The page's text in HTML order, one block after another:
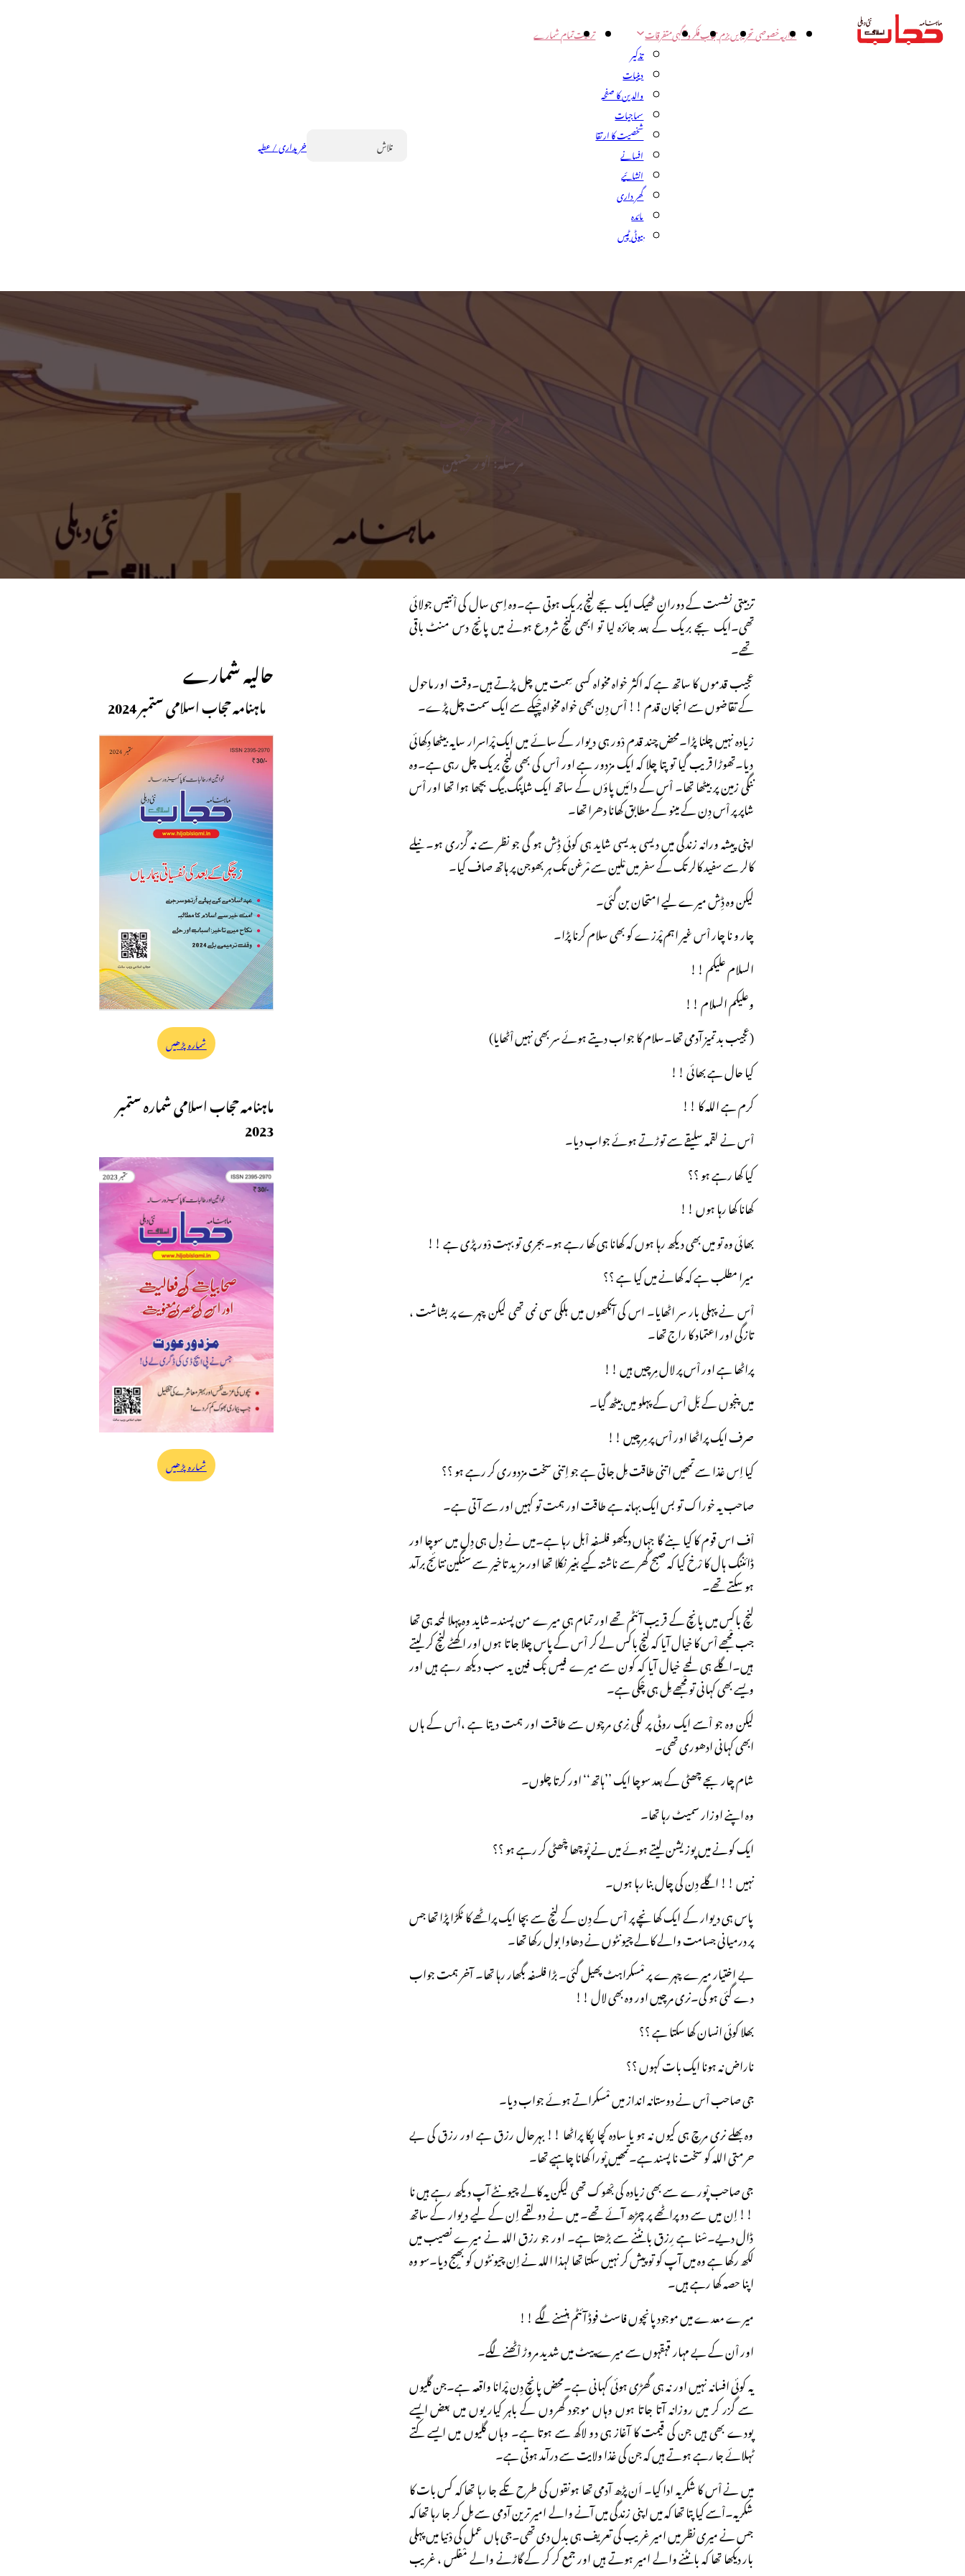
اداریہخصوصی تحریریںبزم حجابفکر و آگہیمتفرقات
تذکیر
دینیات
والدین کا صفحہ
سماجیات
شخصیت کا ارتقا
افسانے
انشائیے
گھر داری
مائدہ
بیوٹی ٹپس
تربیتتمام شمارے
Search خریداری / عطیہ
امیر و غریب
مرسلہ: انور حسین
تربیتی نشست کے دوران ٹھیک ایک بجے لنچ بریک ہوتی ہے۔وہ اِسی سال کی اْنتیس جولائی
تھی۔ایک بجے بریک کے بعد جائزہ لیا تو ابھی لنچ شروع ہونے میں پانچ دس منٹ باقی
تھے۔
عجیب قدموں کا ساتھ ہے کہ اکثر خواہ مخواہ کسی سِمت میں چل پڑتے ہیں۔وقت اور ماحول
کے تقاضوں سے انجان قدم !! اْس دِن بھی خواہ مخواہ چْپکے سے ایک سمت چل پڑے۔
زیادہ نہیں چلنا پڑا۔محض چند قدم دْور ہی دیوار کے سائے میں ایک پْراسرار سایہ بیٹھا دِکھائی
دیا۔تھوڑا قریب گیا تو پتا چلا کہ ایک مزدور ہے اور اْس کی بھی لنچ بریک چل رہی ہے۔وہ
ننگی زمین پر بیٹھا تھا۔ اْس کے دائیں پاؤں کے ساتھ ایک شاپنگ بیگ بچھا ہوا تھا اور اْس
شاپر پر اْس دِن کے مینو کے مطابق کھانا دھرا تھا۔
اپنی پیشہ ورانہ زندگی میں دیسی بدیسی شاید ہی کوئی ڈِش ہو گی جو نظر سے نہ گْزری ہو۔ نیلے
کالر سے سفید کالر تک کے سفر میں مْلین سے مْرغن تک ہر بھوجن پر ہاتھ صاف کیا۔
لیکن وہ ڈِش میرے لیے امتحان بن گئی۔
چار و نا چار اْس غیر اہم پْرزے کو بھی سلام کرنا پڑا۔
السلام علیکم !!
وعلیکم السلام !!
(عجیب بد تمیز آدمی تھا۔سلام کا جواب دیتے ہوئے سر بھی نہیں اْٹھایا)
کیا حال ہے بھائی !!
کرم ہے اللہ کا !!
اْس نے لقمہ سلیقے سے توڑتے ہوئے جواب دیا۔
کیا کھا رہے ہو ؟؟
کھانا کھا رہا ہوں !!
بھائی وہ تو میں بھی دیکھ رہا ہوں کہ کھانا ہی کھا رہے ہو۔بجری تو بہت دْور پڑی ہے !!
میرا مطلب ہے کہ کھانے میں کیا ہے ؟؟
اْس نے پہلی بار سر اٹھایا۔ اس کی آنکھوں میں ہلکی سی نمی تھی لیکن چہرے پر بشاشت ،
تازگی اور اعتماد کا راج تھا۔
پراٹھا ہے اور اْس پر لال مِرچیں ہیں !!
میں پنجوں کے بَل اْس کے پہلو میں بیٹھ گیا۔
صرف ایک پراٹھا اور اْس پر مِرچیں !!
کیا اِس غذا سے تمھیں اتنی طاقت مِل جاتی ہے جو اِتنی سخت مزدوری کر رہے ہو ؟؟
صاحب یہ خوراک تو بس ایک بہانہ ہے طاقت اور ہمت تو کہیں اور سے آتی ہے۔
اْف اس قوم کا کیا بنے گا جہاں دیکھو فلسفہ اْبل رہا ہے۔میں نے دِل ہی دِل میں سوچا اور
ڈائننگ ہال کا رْخ کیا کہ صبح گھر سے ناشتہ کیے بغیر نکلا تھا اور مزید تاخیر سے سنگین نتائج برآمد
ہو سکتے تھے۔
لنچ باکس میں پانچ کے قریب آئٹم تھے اور تمام ہی میرے من پسند۔شاید وہ پہلا لمحہ ہی تھا
جب مْجھے اْس کا خیال آیا کہ لنچ باکس لے کر اْس کے پاس چلا جاتا ہوں اور اکھٹے لنچ کر لیتے
ہیں۔اگلے ہی لمحے خیال آیا کہ کون سے میرے فیس بْک فین یہ سب دیکھ رہے ہیں اور
ویسے بھی کہانی تو مْجھے مِل ہی چْکی ہے۔
لیکن وہ جو اْسے ایک روٹی پر لگی نِری مرچوں سے طاقت اور ہمت دیتا ہے ،اْس کے ہاں
ابھی کہانی ادھوری تھی۔
شام چار بجے چھٹی کے بعد سوچا ایک ’’ہاتھ‘‘ اور کرتا چلوں۔
وہ اپنے اوزار سمیٹ رہا تھا۔
ایک کونے میں پوزیشن لیتے ہوئے میں نے پْوچھا چْھٹی کر رہے ہو ؟؟
نہیں !! اگلے دِن کی چال بنا رہا ہوں۔
پاس ہی دیوار کے ایک کھانچے پر اْس کے دِن کے لنچ سے بچا ایک پراٹھے کا ٹکڑا پڑا تھا جس
پر درمیانی جسامت والے کالے چیونٹوں نے دھاوا بول رکھا تھا۔
بے اختیار میرے چہرے پر مْسکراہٹ پھیل گئی۔ بڑا فلسفہ بگھار رہا تھا۔ آخر ہمت جواب
دے گئی ہو گی۔نری مرچیں اور وہ بھی لال !!
بھلا کوئی انسان کھا سکتا ہے ؟؟
ناراض نہ ہونا ایک بات کہوں ؟؟
جی صاحب اْس نے دوستانہ انداز میں مْسکراتے ہوئے جواب دیا۔
وہ بھلے نری مرچ ہی کیوں نہ ہو یا سادہ کچا پکا پراٹھا !! بہرحال رزق ہے اور رزق کی بے
حرمتی اللہ کو سخت نا پسند ہے۔تمھیں پْورا کھانا چاہیے تھا۔
جی صاحب پْورے سے بھی زیادہ کی بْھوک تھی لیکن یہ کالے چیونٹے آپ دیکھ رہے ہیں نا
!! اِن میں سے دو پراٹھے پر چڑھ آئے تھے۔ میں نے دو لقمے اِن کے لیے دیوار کے ساتھ
ڈال دیے۔سْنا ہے رِزق بانٹنے سے بڑھتا ہے۔ اور جو رزق اللہ نے میرے نصیب میں
لکھ رکھا ہے وہ میں آپ کو تو پیش کر نہیں سکتا تھا لہذا اللہ نے اِن چیونٹوں کو بھیج دیا۔سو وہ
اپنا حصہ کھا رہے ہیں۔
میرے معدے میں موجود پانچوں فاسٹ فوڈ آئٹم ہنسنے لگے !!
اور اْن کے بے مہار قہقہوں سے میرے پیٹ میں شدید مروڑ اْٹھنے لگے۔
یہ کوئی افسانہ نہیں اور نہ ہی گھڑی ہوئی کہانی ہے۔محض پانچ دِن پْرانا واقعہ ہے۔جن گلیوں
سے گزر کر میں روزانہ آتا جاتا ہوں وہاں موجود گھروں کے باہر کیاریوں میں بعض ایسے
پودے بھی ہیں جن کی قیمت کا آغاز ہی دو لاکھ سے ہوتا ہے۔ وہاں گلیوں میں ایسے کْتے
ٹہلائے جا رہے ہوتے ہیں کہ جن کی غذا ولایت سے درآمد ہوتی ہے۔
میں نے اْس کا شکریہ ادا کیا۔ اَن پڑھ آدمی تھا ہونقوں کی طرح تکے جا رہا تھا کہ کس بات کا
شکریہ۔اْسے کیا پتا تھا کہ میں اپنی زندگی میں آنے والے امیر ترین آدمی سے مِل کر جا رہا تھا کہ
جس نے میری نظر میں امیر غریب کی تعریف ہی بدل دی تھی۔جی ہاں عمل کی دْنیا میں پہلی
بار دیکھا تھا کہ بانٹنے والے امیر ہوتے ہیں اور جمع کر کر کے گاڑنے والے مْفلس ، غریب
حالیہ شمارے
ماہنامہ حجاب اسلامی ستمبر 2024
شمارہ پڑھیں
ماہنامہ حجاب اسلامی شمارہ ستمبر
2023
شمارہ پڑھیں